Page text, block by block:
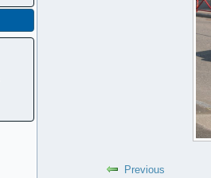
Previous